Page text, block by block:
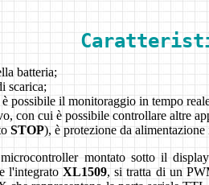
batteria;
scarica;
possibile il monitoraggio in tempo
con cui è possibile controllare altre
STOP), è protezione da alimentazione
montato sotto il
l'integratoXL1509, si tratta di un